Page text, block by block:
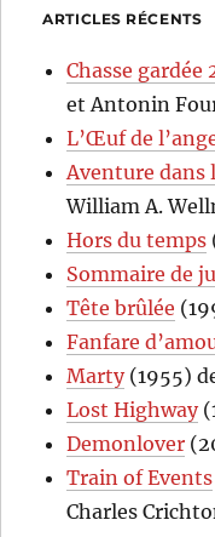
ARTICLES RÉCENTS
Chasse gardée
et Antonin
L’Œuf de
Aventure dans
William A.
Hors du temps
Sommaire de
Tête brûlée
Fanfare
Marty(1955)
Lost Highway
Demonlover
Train of Events
Charles